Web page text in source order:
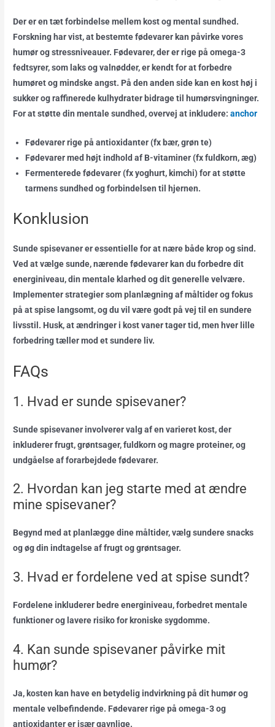
Der er en tæt forbindelse mellem kost og mental sundhed.
Forskning har vist, at bestemte fødevarer kan påvirke vores
humør og stressniveauer. Fødevarer, der er rige på omega-3
fedtsyrer, som laks og valnødder, er kendt for at forbedre
humøret og mindske angst. På den anden side kan en kost høj i
sukker og raffinerede kulhydrater bidrage til humørsvingninger.
For at støtte din mentale sundhed, overvej at inkludere:anchor
Fødevarer rige på antioxidanter (fx bær, grøn te)
Fødevarer med højt indhold af B-vitaminer (fx fuldkorn, æg)
Fermenterede fødevarer (fx yoghurt, kimchi) for at støtte
tarmens sundhed og forbindelsen til hjernen.
Konklusion
Sunde spisevaner er essentielle for at nære både krop og sind.
Ved at vælge sunde, nærende fødevarer kan du forbedre dit
energiniveau, din mentale klarhed og dit generelle velvære.
Implementer strategier som planlægning af måltider og fokus
på at spise langsomt, og du vil være godt på vej til en sundere
livsstil. Husk, at ændringer i kost vaner tager tid, men hver lille
forbedring tæller mod et sundere liv.
FAQs
1. Hvad er sunde spisevaner?
Sunde spisevaner involverer valg af en varieret kost, der
inkluderer frugt, grøntsager, fuldkorn og magre proteiner, og
undgåelse af forarbejdede fødevarer.
2. Hvordan kan jeg starte med at ændre
mine spisevaner?
Begynd med at planlægge dine måltider, vælg sundere snacks
og øg din indtagelse af frugt og grøntsager.
3. Hvad er fordelene ved at spise sundt?
Fordelene inkluderer bedre energiniveau, forbedret mentale
funktioner og lavere risiko for kroniske sygdomme.
4. Kan sunde spisevaner påvirke mit
humør?
Ja, kosten kan have en betydelig indvirkning på dit humør og
mentale velbefindende. Fødevarer rige på omega-3 og
antioxidanter er især gavnlige.